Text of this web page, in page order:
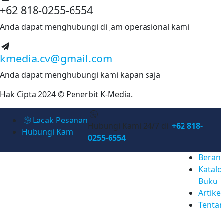
+62 818-0255-6554
Anda dapat menghubungi di jam operasional kami
kmedia.cv@gmail.com
Anda dapat menghubungi kami kapan saja
Hak Cipta 2024 © Penerbit K-Media.
Lacak Pesanan
Hubungi Kami
Hubungi Kami 24/7 di +62 818-
0255-6554
Buku